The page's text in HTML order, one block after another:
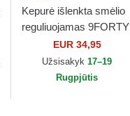
Kepurė išlenkta smėlio
reguliuojamas 9FORTY
Beaded New York
Yankees MLB New Era
EUR 34,95
Užsisakyk17–19
Rugpjūtis